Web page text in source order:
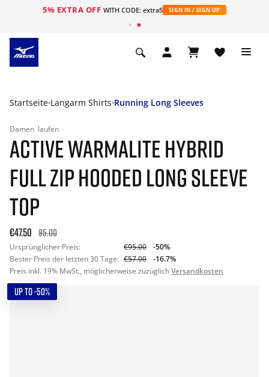
5% EXTRA OFF WITH CODE: extra5 SIGN IN / SIGN UP
Startseite Langarm Shirts Running Long Sleeves
Damen laufen
ACTIVE WARMALITE HYBRID
FULL ZIP HOODED LONG SLEEVE
TOP
€47.50 95.00
Ursprünglicher Preis: €95.00
-50%
Bester Preis der letzten 30 Tage: €57.00
-16.7%
Preis inkl. 19% MwSt., möglicherweise zuzüglichVersandkosten
UP TO -50%